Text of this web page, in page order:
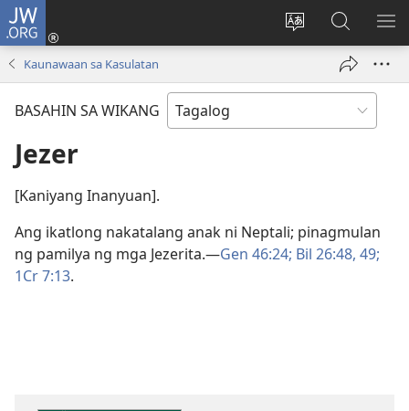
JW.ORG
Baguhin
ng
Mag-
log
bubukas
sa
JW.ORG
Kaunawaan sa Kasulatan
BASAHIN SA WIKANG
Jezer
[Kaniyang Inanyuan].
Ang ikatlong nakatalang anak ni Neptali; pinagmulan
ng pamilya ng mga Jezerita.​—Gen 46:24; Bil 26:48, 49;
1Cr 7:13.